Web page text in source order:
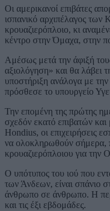
Οι αμερικανοί επιβάτες
ισπανικό αρχιπέλαγος
κρουαζιερόπλοιο, κι
κέντρο στην Όμαχα, στην
Αμέσως μετά την άφιξή
αξιολόγηση» και θα λάβει
υποστήριξη ανάλογα με
πρόσθεσε το υπουργείο
Την επομένη της πρώτης
σχεδόν εκατό επιβατών
Hondius, οι επιχειρήσεις
να ολοκληρωθούν σήμερα,
κρουαζιερόπλοιου για την
Ο υπότυπος του ιού που
των Άνδεων, είναι σπάνιο
άνθρωπο σε άνθρωπο. Η
και τις έξι εβδομάδες.